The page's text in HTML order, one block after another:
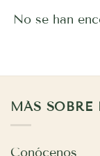
No se han
MÁS SOBRE
Conócenos